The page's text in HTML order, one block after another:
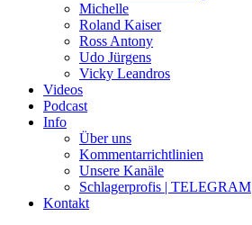
Michelle
Roland Kaiser
Ross Antony
Udo Jürgens
Vicky Leandros
Videos
Podcast
Info
Über uns
Kommentarrichtlinien
Unsere Kanäle
Schlagerprofis | TELEGRAM
Kontakt